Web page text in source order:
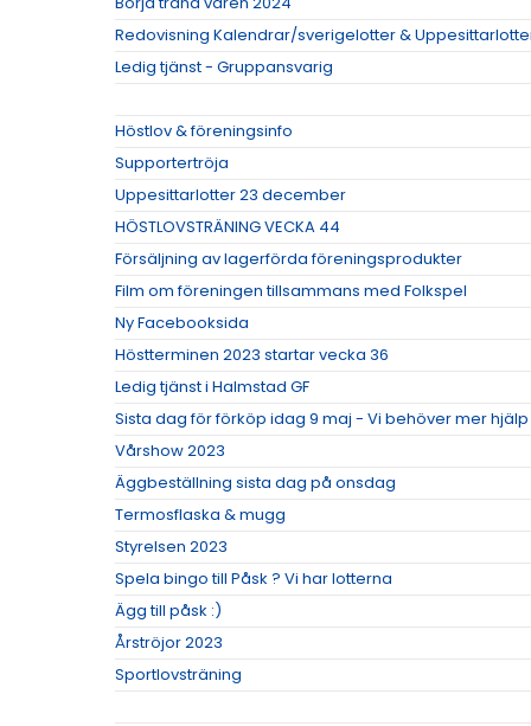
Redovisning Kalendrar/sverigelotter &
Ledig tjänst - Gruppansvarig
Höstlov & föreningsinfo
Supportertröja
Uppesittarlotter 23 december
HÖSTLOVSTRÄNING VECKA 44
Försäljning av lagerförda föreningsprodukter
Film om föreningen tillsammans med Folkspel
Ny Facebooksida
Höstterminen 2023 startar vecka 36
Ledig tjänst i Halmstad GF
Sista dag för förköp idag 9 maj - Vi behöver mer
Vårshow 2023
Äggbeställning sista dag på onsdag
Termosflaska & mugg
Styrelsen 2023
Spela bingo till Påsk ? Vi har lotterna
Ägg till påsk :)
Årströjor 2023
Sportlovsträning